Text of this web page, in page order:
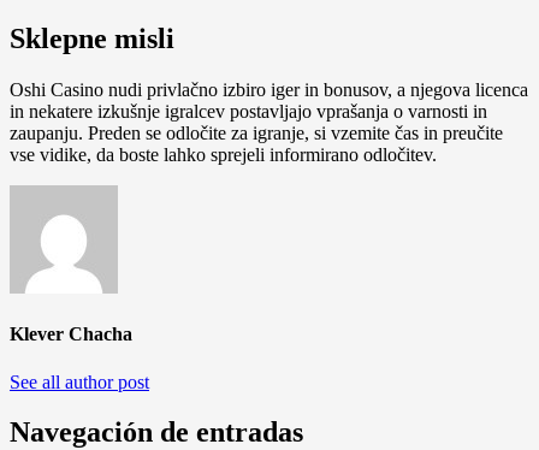
Sklepne misli
Oshi Casino nudi privlačno izbiro iger in bonusov, a njegova licenca
in nekatere izkušnje igralcev postavljajo vprašanja o varnosti in
zaupanju. Preden se odločite za igranje, si vzemite čas in preučite
vse vidike, da boste lahko sprejeli informirano odločitev.
Klever Chacha
See all author post
Navegación de entradas